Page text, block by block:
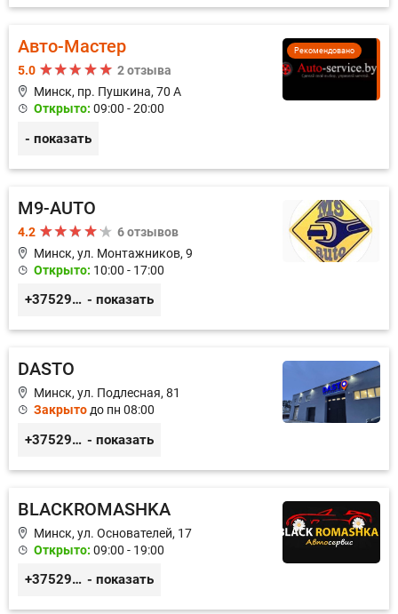
Рекомендовано
Авто-Мастер
5.0
2 отзыва
Минск, пр. Пушкина, 70 А
Открыто: 09:00 - 20:00
- показать
M9-AUTO
4.2
6 отзывов
Минск, ул. Монтажников, 9
Открыто: 10:00 - 17:00
+375299395764 - показать
DASTO
Минск, ул. Подлесная, 81
Закрыто до пн 08:00
+375296606560 - показать
BLACKROMASHKA
Минск, ул. Основателей, 17
Открыто: 09:00 - 19:00
+375296651188 - показать